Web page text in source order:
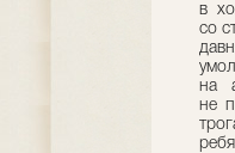
в
со
на
не